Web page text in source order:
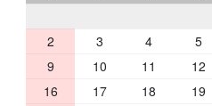
2
3 4 5
9
10 11 12
16
17 18 19